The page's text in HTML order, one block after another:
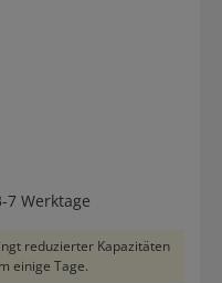
Werktage
reduzierter Kapazitäten
einige Tage.